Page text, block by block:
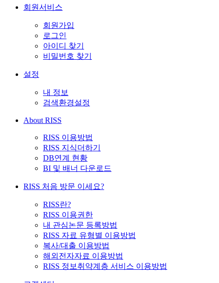
회원서비스
회원가입
로그인
아이디 찾기
비밀번호 찾기
설정
내 정보
검색환경설정
About RISS
RISS 이용방법
RISS 지식더하기
DB연계 현황
BI 및 배너 다운로드
RISS 처음 방문 이세요?
RISS란?
RISS 이용권한
내 관심논문 등록방법
RISS 자료 유형별 이용방법
복사/대출 이용방법
해외전자자료 이용방법
RISS 정보취약계층 서비스 이용방법